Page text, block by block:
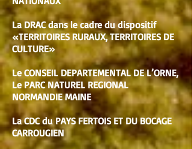
La DRAC dans le cadre du dispositif
«TERRITOIRES RURAUX, TERRITOIRES DE
CULTURE»
Le CONSEIL DEPARTEMENTAL DE L’ORNE,
Le PARC NATUREL REGIONAL
NORMANDIE MAINE
La CDC du PAYS FERTOIS ET DU BOCAGE
CARROUGIEN